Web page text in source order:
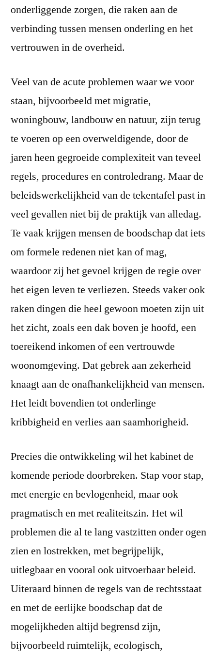
onderliggende zorgen, die raken aan de
verbinding tussen mensen onderling en het
vertrouwen in de overheid.
Veel van de acute problemen waar we voor
staan, bijvoorbeeld met migratie,
woningbouw, landbouw en natuur, zijn terug
te voeren op een overweldigende, door de
jaren heen gegroeide complexiteit van teveel
regels, procedures en controledrang. Maar de
beleidswerkelijkheid van de tekentafel past in
veel gevallen niet bij de praktijk van alledag.
Te vaak krijgen mensen de boodschap dat iets
om formele redenen niet kan of mag,
waardoor zij het gevoel krijgen de regie over
het eigen leven te verliezen. Steeds vaker ook
raken dingen die heel gewoon moeten zijn uit
het zicht, zoals een dak boven je hoofd, een
toereikend inkomen of een vertrouwde
woonomgeving. Dat gebrek aan zekerheid
knaagt aan de onafhankelijkheid van mensen.
Het leidt bovendien tot onderlinge
kribbigheid en verlies aan saamhorigheid.
Precies die ontwikkeling wil het kabinet de
komende periode doorbreken. Stap voor stap,
met energie en bevlogenheid, maar ook
pragmatisch en met realiteitszin. Het wil
problemen die al te lang vastzitten onder ogen
zien en lostrekken, met begrijpelijk,
uitlegbaar en vooral ook uitvoerbaar beleid.
Uiteraard binnen de regels van de rechtsstaat
en met de eerlijke boodschap dat de
mogelijkheden altijd begrensd zijn,
bijvoorbeeld ruimtelijk, ecologisch,